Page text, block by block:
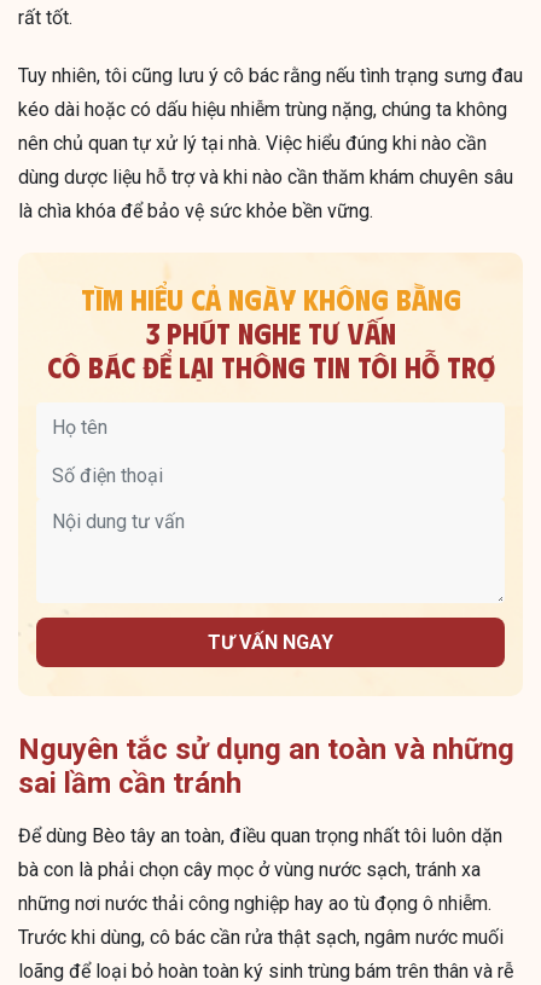
rất tốt.
Tuy nhiên, tôi cũng lưu ý cô bác rằng nếu tình trạng sưng đau
kéo dài hoặc có dấu hiệu nhiễm trùng nặng, chúng ta không
nên chủ quan tự xử lý tại nhà. Việc hiểu đúng khi nào cần
dùng dược liệu hỗ trợ và khi nào cần thăm khám chuyên sâu
là chìa khóa để bảo vệ sức khỏe bền vững.
TÌM HIỂU CẢ NGÀY KHÔNG BẰNG
3 PHÚT NGHE TƯ VẤN
CÔ BÁC ĐỂ LẠI THÔNG TIN TÔI HỖ TRỢ
TƯ VẤN NGAY
Nguyên tắc sử dụng an toàn và những
sai lầm cần tránh
Để dùng Bèo tây an toàn, điều quan trọng nhất tôi luôn dặn
bà con là phải chọn cây mọc ở vùng nước sạch, tránh xa
những nơi nước thải công nghiệp hay ao tù đọng ô nhiễm.
Trước khi dùng, cô bác cần rửa thật sạch, ngâm nước muối
loãng để loại bỏ hoàn toàn ký sinh trùng bám trên thân và rễ